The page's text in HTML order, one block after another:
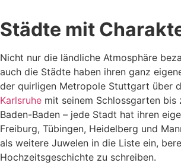
Städte mit
Nicht nur die ländliche Atmosphäre
auch die Städte haben ihren ganz
der quirligen Metropole Stuttgart über
Karlsruhe mit seinem Schlossgarten bis
Baden-Baden – jede Stadt hat ihren
Freiburg, Tübingen, Heidelberg und
als weitere Juwelen in die Liste ein,
Hochzeitsgeschichte zu schreiben.